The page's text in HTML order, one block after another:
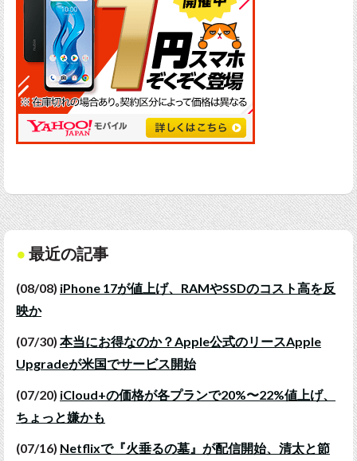
最近の記事
(08/08) iPhone 17が値上げ、RAMやSSDのコスト高を反
映か
(07/30) 本当にお得なのか？Apple公式のリースApple
Upgradeが米国でサービス開始
(07/20) iCloud+の価格が各プランで20%〜22%値上げ、
ちょっと嫌かも
(07/16) Netflixで『火垂るの墓』が配信開始、清太と節